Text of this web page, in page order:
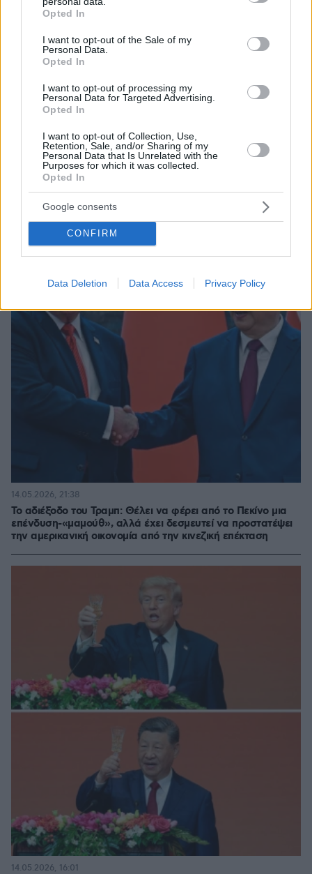
grant or deny consent to Google and its third-party tags to
use your data for below specified purposes in below Google
consent section.
Opted In
I want to opt-out of the Sale of my
Personal Data.
Opted In
I want to opt-out of processing my
Personal Data for Targeted Advertising.
Opted In
I want to opt-out of Collection, Use,
Retention, Sale, and/or Sharing of my
Personal Data that Is Unrelated with the
Purposes for which it was collected.
Opted In
Google consents
CONFIRM
Data Deletion Data Access Privacy Policy
Τραμπ από το Πεκίνο: «Η στρατιωτική συντριβή του Ιράν…
συνεχίζεται»
15.05.2026, 02:33
Το αδιέξοδο του Τραμπ: Θέλει να φέρει από το Πεκίνο μια
επένδυση-«μαμούθ», αλλά έχει δεσμευτεί να προστατέψει
την αμερικανική οικονομία από την κινεζική επέκταση
14.05.2026, 21:38
14.05.2026, 16:01